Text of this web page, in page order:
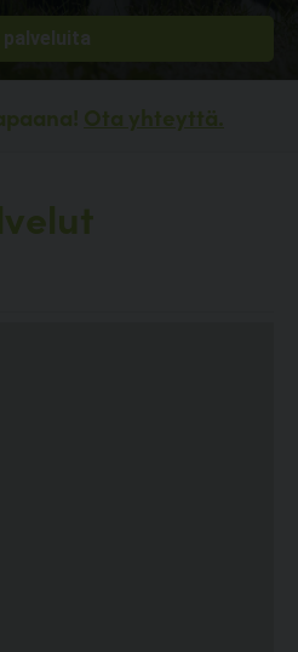
Ota yhteyttä.